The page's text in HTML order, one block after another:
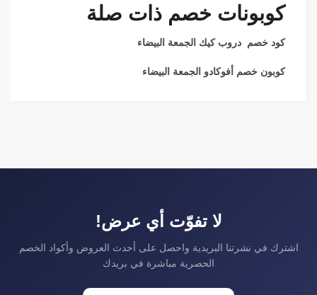
كوبونات خصم ذات صلة
كود خصم دروب كيك الجمعة البيضاء
كوبون خصم أفوكادو الجمعة البيضاء
لا تفوّت أي عرض!
اشترك في نشرتنا البريدية واحصل على أحدث العروض وأكواد الخصم
الحصرية مباشرة في بريدك